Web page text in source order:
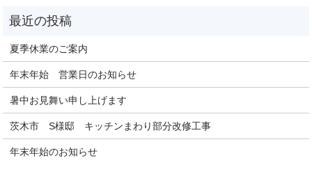
夏季休業のご案内
年末年始 営業日のお知らせ
暑中お見舞い申し上げます
茨木市 S様邸 キッチンまわり部分改修工事
年末年始のお知らせ